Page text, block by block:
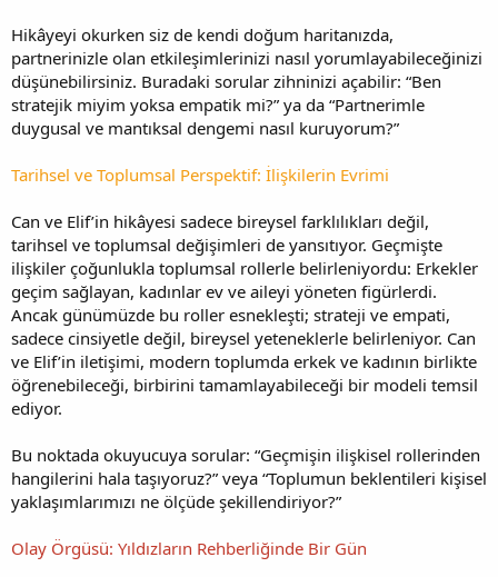
Hikâyeyi okurken siz de kendi doğum haritanızda,
partnerinizle olan etkileşimlerinizi nasıl yorumlayabileceğinizi
düşünebilirsiniz. Buradaki sorular zihninizi açabilir: “Ben
stratejik miyim yoksa empatik mi?” ya da “Partnerimle
duygusal ve mantıksal dengemi nasıl kuruyorum?”
Tarihsel ve Toplumsal Perspektif: İlişkilerin Evrimi
Can ve Elif’in hikâyesi sadece bireysel farklılıkları değil,
tarihsel ve toplumsal değişimleri de yansıtıyor. Geçmişte
ilişkiler çoğunlukla toplumsal rollerle belirleniyordu: Erkekler
geçim sağlayan, kadınlar ev ve aileyi yöneten figürlerdi.
Ancak günümüzde bu roller esnekleşti; strateji ve empati,
sadece cinsiyetle değil, bireysel yeteneklerle belirleniyor. Can
ve Elif’in iletişimi, modern toplumda erkek ve kadının birlikte
öğrenebileceği, birbirini tamamlayabileceği bir modeli temsil
ediyor.
Bu noktada okuyucuya sorular: “Geçmişin ilişkisel rollerinden
hangilerini hala taşıyoruz?” veya “Toplumun beklentileri kişisel
yaklaşımlarımızı ne ölçüde şekillendiriyor?”
Olay Örgüsü: Yıldızların Rehberliğinde Bir Gün